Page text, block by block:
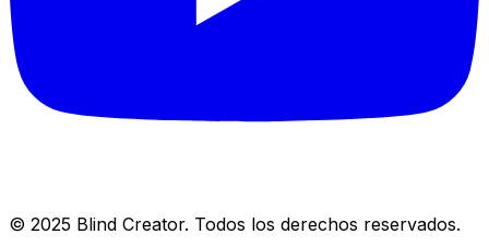
© 2025 Blind Creator. Todos los derechos reservados.